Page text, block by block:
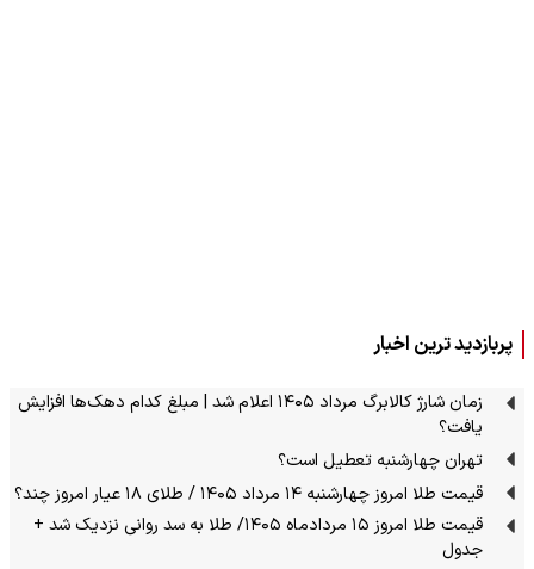
پربازدید ترین اخبار
زمان شارژ کالابرگ مرداد ۱۴۰۵ اعلام شد | مبلغ کدام دهک‌ها افزایش
یافت؟
تهران چهارشنبه تعطیل است؟
قیمت طلا امروز چهارشنبه ۱۴ مرداد ۱۴۰۵ / طلای ۱۸ عیار امروز چند؟
قیمت طلا امروز ۱۵ مردادماه ۱۴۰۵/ طلا به سد روانی نزدیک شد +
جدول